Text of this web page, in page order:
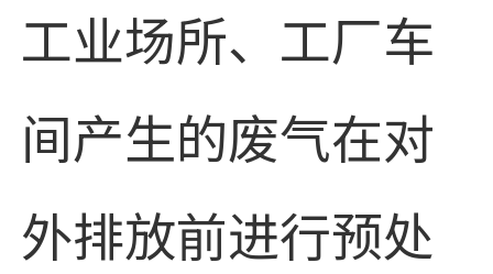
工业场所、工厂车
间产生的废气在对
外排放前进行预处